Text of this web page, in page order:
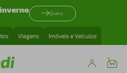
Quero
Viagens Imóveis e Veículos